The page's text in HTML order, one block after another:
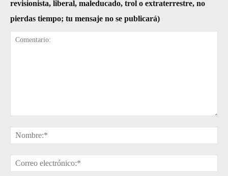
revisionista, liberal, maleducado, trol o extraterrestre, no
pierdas tiempo; tu mensaje no se publicará)